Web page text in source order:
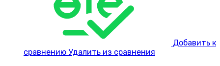
Добавить к
сравнению Удалить из сравнения